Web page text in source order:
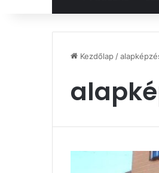
Kezdőlap /